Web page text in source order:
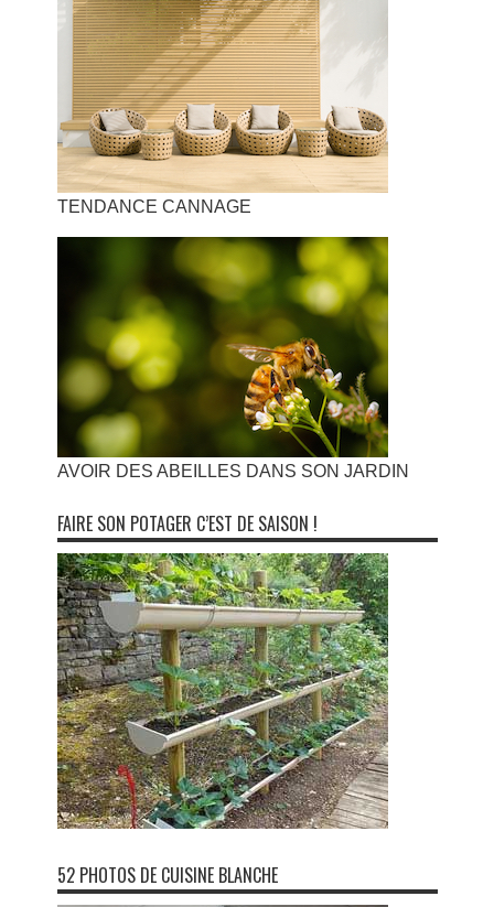
TENDANCE CANNAGE
AVOIR DES ABEILLES DANS SON JARDIN
FAIRE SON POTAGER C’EST DE SAISON !
52 PHOTOS DE CUISINE BLANCHE